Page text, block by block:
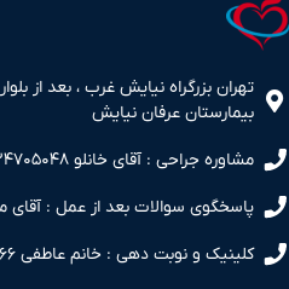
بزرگراه نیایش غرب ، بعد از بلوار
عرفان نیایش
جراحی : آقای خانلو ۰۹۱۲۴۷۰۵۰۴۸
سوالات بعد از عمل : آقای منتظری
و نوبت دهی : خانم عاطفی ۰۹۱۰۴۸۰۸۱۶۶- 02149796289